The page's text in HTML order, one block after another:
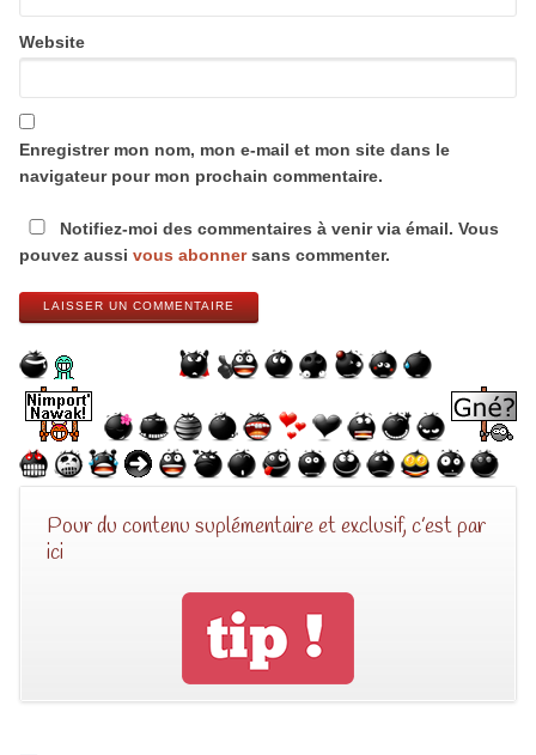
Website
Enregistrer mon nom, mon e-mail et mon site dans le
navigateur pour mon prochain commentaire.
Notifiez-moi des commentaires à venir via émail. Vous
pouvez aussi vous abonnersans commenter.
LAISSER UN COMMENTAIRE
Pour du contenu suplémentaire et exclusif, c’est par
ici